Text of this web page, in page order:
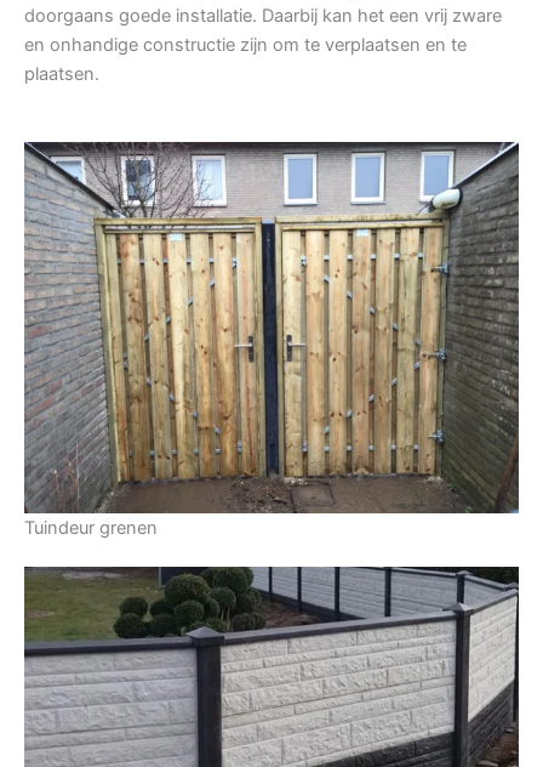
doorgaans goede installatie. Daarbij kan het een vrij zware
en onhandige constructie zijn om te verplaatsen en te
plaatsen.
Tuindeur grenen